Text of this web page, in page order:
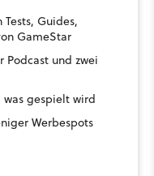
Guides,
GameStar
Podcast und zwei
was gespielt wird
Werbespots